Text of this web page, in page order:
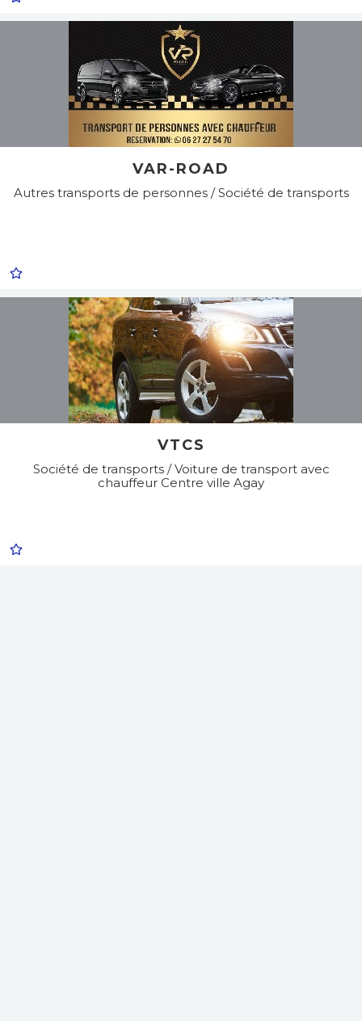
VAR-ROAD
Autres transports de personnes / Société de transports
VTCS
Société de transports / Voiture de transport avec
chauffeur Centre ville Agay